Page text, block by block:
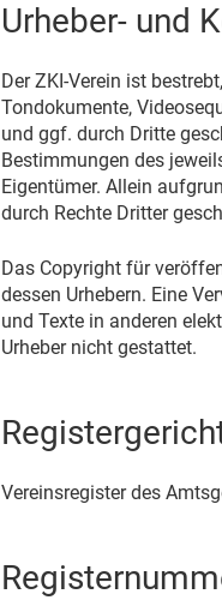
Urheber- und
Der ZKI-Verein ist
Tondokumente,
und ggf. durch Dritte
Bestimmungen des
Eigentümer. Allein
durch Rechte Dritter
Das Copyright für
dessen Urhebern. Eine
und Texte in anderen
Urheber nicht gestattet.
Vereinsregister des